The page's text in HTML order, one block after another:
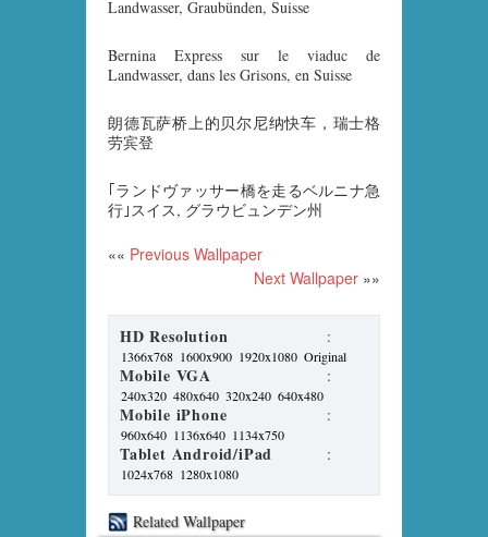
Landwasser, Graubünden, Suisse
Bernina Express sur le viaduc de
Landwasser, dans les Grisons, en Suisse
朗德瓦萨桥上的贝尔尼纳快车，瑞士格
劳宾登
｢ランドヴァッサー橋を走るベルニナ急
行｣スイス, グラウビュンデン州
«« Previous Wallpaper
Next Wallpaper »»
HD Resolution :
1366x768 1600x900 1920x1080 Original
Mobile VGA :
240x320 480x640 320x240 640x480
Mobile iPhone :
960x640 1136x640 1134x750
Tablet Android/iPad :
1024x768 1280x1080
Related Wallpaper